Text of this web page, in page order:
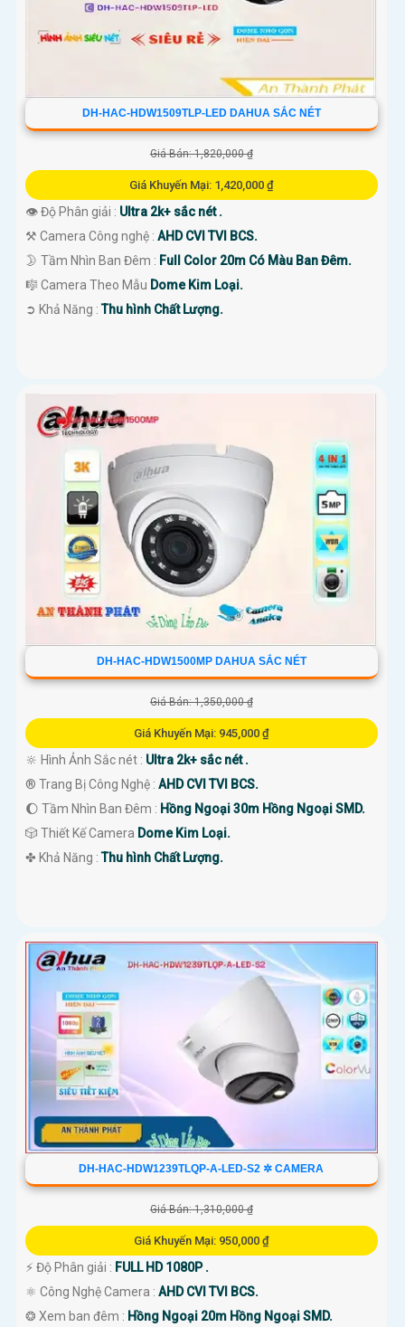
DH-HAC-HDW1509TLP-LED DAHUA SẮC NÉT
Giá Bán: 1,820,000 ₫
Giá Khuyến Mại: 1,420,000 ₫
👁 Độ Phân giải : Ultra 2k+ sắc nét .
⚒ Camera Công nghệ : AHD CVI TVI BCS.
🌛 Tầm Nhìn Ban Đêm : Full Color 20m Có Màu Ban Đêm.
🎼️ Camera Theo Mẫu Dome Kim Loại.
️➲ Khả Năng :Thu hình Chất Lượng.
DH-HAC-HDW1500MP DAHUA SẮC NÉT
Giá Bán: 1,350,000 ₫
Giá Khuyến Mại: 945,000 ₫
🔆 Hình Ảnh Sắc nét : Ultra 2k+ sắc nét .
®️ Trang Bị Công Nghệ : AHD CVI TVI BCS.
🌔 Tầm Nhìn Ban Đêm : Hồng Ngoại 30m Hồng Ngoại SMD.
🎲 Thiết Kế Camera Dome Kim Loại.
️✤ Khả Năng :Thu hình Chất Lượng.
DH-HAC-HDW1239TLQP-A-LED-S2 ✲ CAMERA
Giá Bán: 1,310,000 ₫
Giá Khuyến Mại: 950,000 ₫
️⚡ Độ Phân giải : FULL HD 1080P .
⚛️ Công Nghệ Camera : AHD CVI TVI BCS.
❂ Xem ban đêm : Hồng Ngoại 20m Hồng Ngoại SMD.